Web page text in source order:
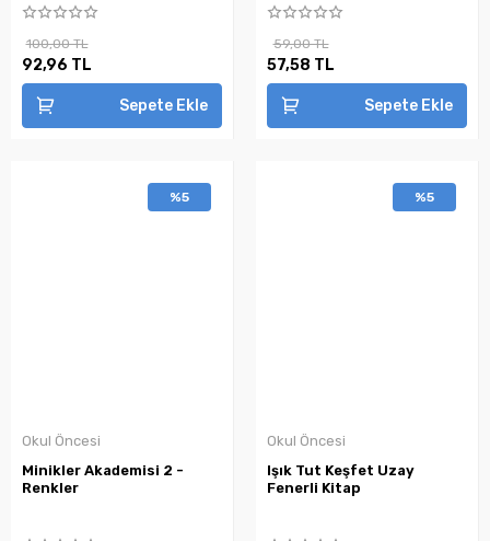
100,00 TL
92,96 TL
Sepete Ekle
59,00 TL
57,58 TL
Sepete Ekle
%5
Okul Öncesi
Minikler Akademisi 2 -
Renkler
%5
Okul Öncesi
Işık Tut Keşfet Uzay
Fenerli Kitap